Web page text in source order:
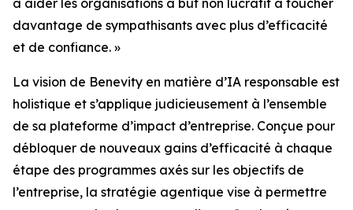
à aider les organisations à but non lucratif à toucher
davantage de sympathisants avec plus d’efficacité
et de confiance. »
La vision de Benevity en matière d’IA responsable est
holistique et s’applique judicieusement à l’ensemble
de sa plateforme d’impact d’entreprise. Conçue pour
débloquer de nouveaux gains d’efficacité à chaque
étape des programmes axés sur les objectifs de
l’entreprise, la stratégie agentique vise à permettre